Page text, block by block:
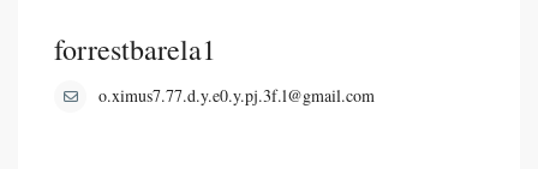
forrestbarela1
o.ximus7.77.d.y.e0.y.pj.3f.l@gmail.com